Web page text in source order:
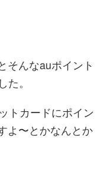
そんなauポイント
。
トカードにポイン
よ〜とかなんとか